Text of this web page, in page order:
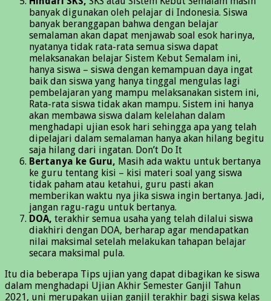
banyak digunakan oleh pelajar di Indonesia. Siswa
banyak beranggapan bahwa dengan belajar
semalaman akan dapat menjawab soal esok harinya,
nyatanya tidak rata-rata semua siswa dapat
melaksanakan belajar Sistem Kebut Semalam ini,
hanya siswa – siswa dengan kemampuan daya ingat
baik dan siswa yang hanya tinggal mengulas lagi
pembelajaran yang mampu melaksanakan sistem ini,
Rata-rata siswa tidak akan mampu. Sistem ini hanya
akan membawa siswa dalam kelelahan dalam
menghadapi ujian esok hari sehingga apa yang telah
dipelajari dalam semalaman hanya akan hilang begitu
saja hilang dari ingatan. Don’t Do It
Bertanya ke Guru, Masih ada waktu untuk bertanya
ke guru tentang kisi – kisi materi soal yang siswa
tidak paham atau ketahui, guru pasti akan
memberikan waktu nya jika siswa ingin bertanya. Jadi,
jangan ragu-ragu untuk bertanya.
DOA, terakhir semua usaha yang telah dilalui siswa
diakhiri dengan DOA, berharap agar mendapatkan
nilai maksimal setelah melakukan tahapan belajar
secara maksimal pula.
Itu dia beberapa Tips ujian yang dapat dibagikan ke siswa
dalam menghadapi Ujian Akhir Semester Ganjil Tahun
2021, uni merupakan ujian ganjil terakhir bagi siswa kelas